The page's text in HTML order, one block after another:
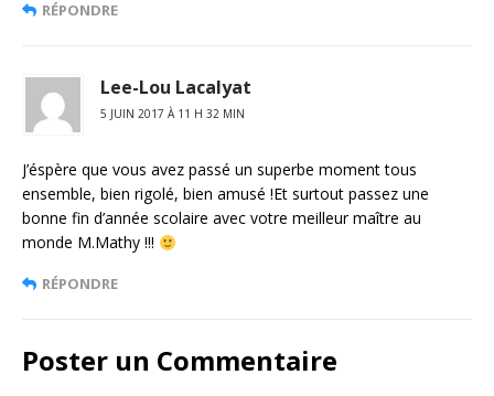
RÉPONDRE
Lee-Lou Lacalyat
5 JUIN 2017 À 11 H 32 MIN
J’éspère que vous avez passé un superbe moment tous
ensemble, bien rigolé, bien amusé !Et surtout passez une
bonne fin d’année scolaire avec votre meilleur maître au
monde M.Mathy !!!
RÉPONDRE
Poster un Commentaire